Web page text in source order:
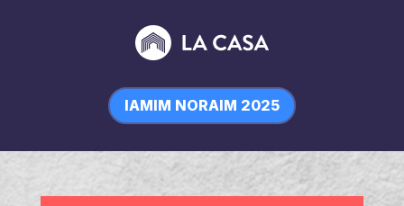
IAMIM NORAIM 2025